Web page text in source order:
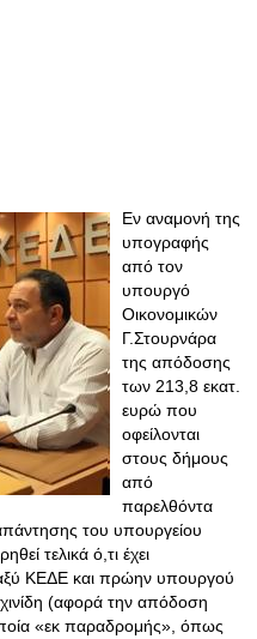
Εν αναμονή της
υπογραφής
από τον
υπουργό
Οικονομικών
Γ.Στουρνάρα
της απόδοσης
των 213,8 εκατ.
ευρώ που
οφείλονται
στους δήμους
από
παρελθόντα
του υπουργείου
τελικά ό,τι έχει
ΚΕΔΕ και πρώην υπουργού
(αφορά την απόδοση
«εκ παραδρομής», όπως